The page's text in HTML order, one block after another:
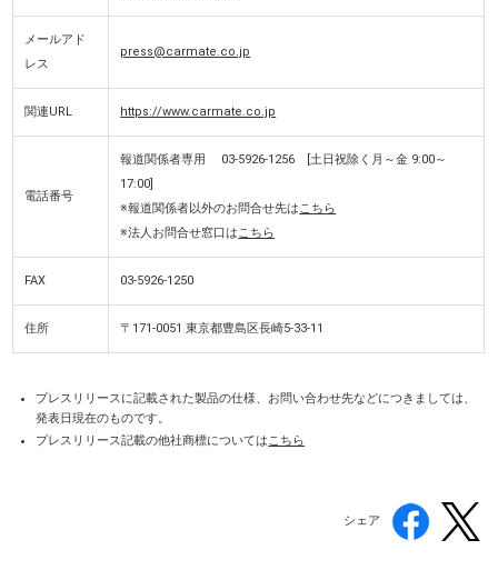
メールアド
レス
press@carmate.co.jp
関連URL https://www.carmate.co.jp
電話番号
報道関係者専用 03-5926-1256 [土日祝除く月～金 9:00～
17:00]
※報道関係者以外のお問合せ先はこちら
※法人お問合せ窓口はこちら
FAX 03-5926-1250
住所 〒171-0051 東京都豊島区長崎5-33-11
プレスリリースに記載された製品の仕様、お問い合わせ先などにつきましては、
発表日現在のものです。
プレスリリース記載の他社商標についてはこちら
シェア